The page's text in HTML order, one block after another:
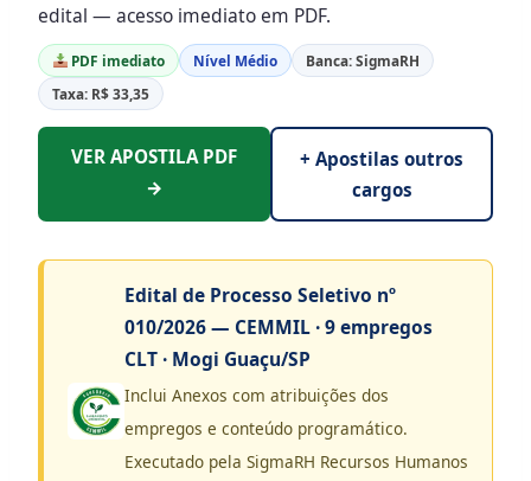
edital — acesso imediato em PDF.
PDF imediato Nível Médio
Banca: SigmaRH
Taxa: R$ 33,35
VER APOSTILA PDF
→
+ Apostilas outros
cargos
Edital de Processo Seletivo nº
010/2026 — CEMMIL · 9 empregos
CLT · Mogi Guaçu/SP
Inclui Anexos com atribuições dos
empregos e conteúdo programático.
Executado pela SigmaRH Recursos Humanos